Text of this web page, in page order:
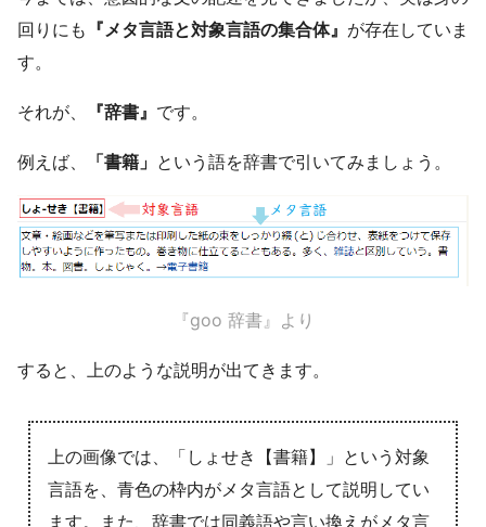
回りにも 『メタ言語と対象言語の集合体』 が存在していま
す。
それが、 『辞書』 です。
例えば、 「書籍」 という語を辞書で引いてみましょう。
『goo 辞書』より
すると、上のような説明が出てきます。
上の画像では、「しょせき【書籍】」という対象
言語を、青色の枠内がメタ言語として説明してい
ます。また、辞書では同義語や言い換えがメタ言